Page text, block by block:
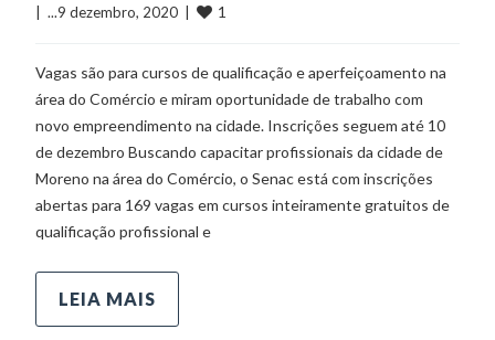
|  ...9 dezembro, 2020  |
1
Vagas são para cursos de qualificação e aperfeiçoamento na
área do Comércio e miram oportunidade de trabalho com
novo empreendimento na cidade. Inscrições seguem até 10
de dezembro Buscando capacitar profissionais da cidade de
Moreno na área do Comércio, o Senac está com inscrições
abertas para 169 vagas em cursos inteiramente gratuitos de
qualificação profissional e
LEIA MAIS